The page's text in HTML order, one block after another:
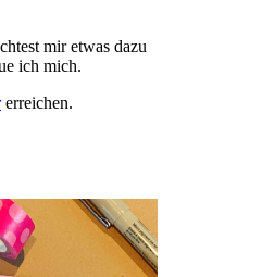
mir etwas dazu
ich mich.
erreichen.